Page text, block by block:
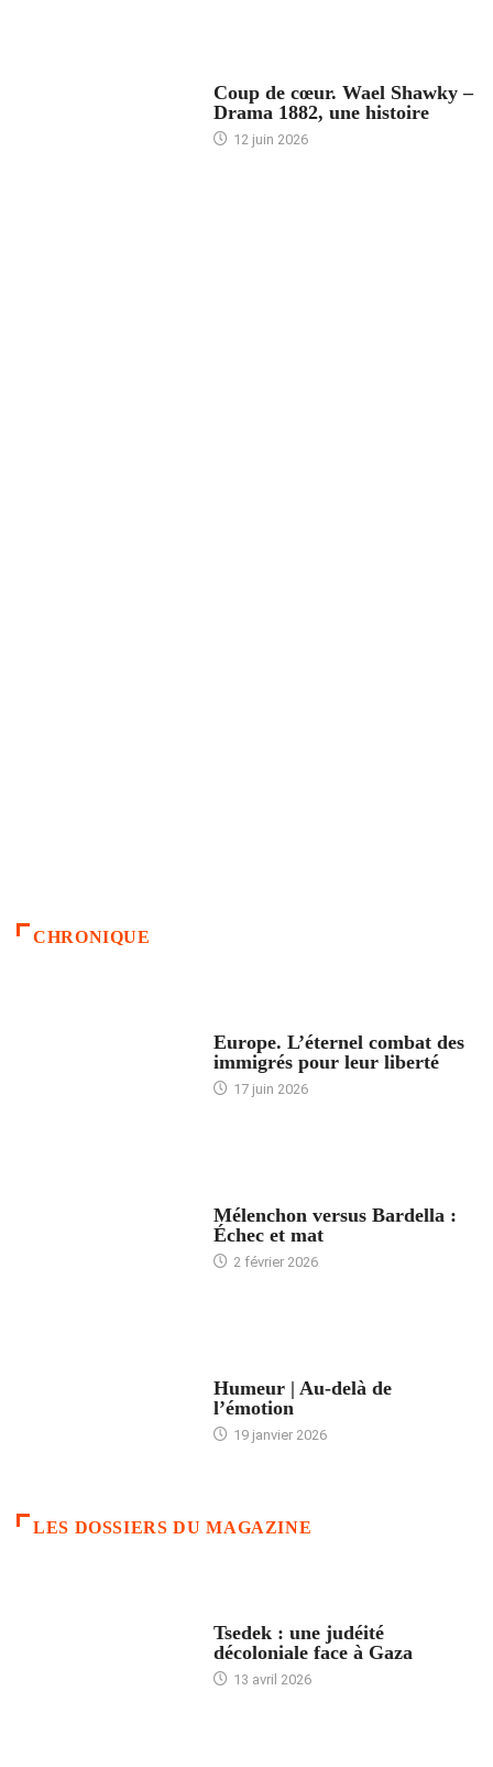
Coup de cœur. Wael Shawky –
Drama 1882, une histoire
12 juin 2026
CHRONIQUE
Europe. L’éternel combat des
immigrés pour leur liberté
17 juin 2026
Mélenchon versus Bardella :
Échec et mat
2 février 2026
Humeur | Au-delà de
l’émotion
19 janvier 2026
LES DOSSIERS DU MAGAZINE
Tsedek : une judéité
décoloniale face à Gaza
13 avril 2026